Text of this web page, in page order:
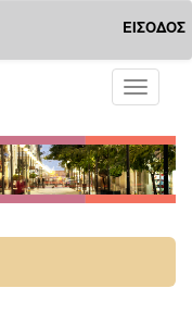
ΕΙΣΟΔΟΣ
Toggle